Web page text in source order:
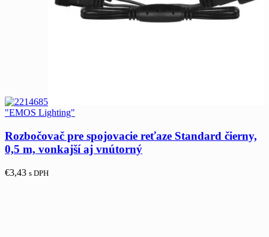
"EMOS Lighting"
Rozbočovač pre spojovacie reťaze Standard čierny,
0,5 m, vonkajší aj vnútorný
€3,43 s DPH